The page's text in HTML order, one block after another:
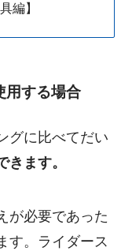
編】
用する場合
グに比べてだい
ます。
が必要であった
す。ライダース